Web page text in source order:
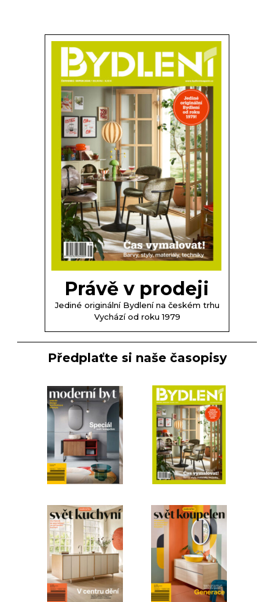
Právě v prodeji
Jediné originální Bydlení na českém trhu
Vychází od roku 1979
Předplaťte si naše časopisy